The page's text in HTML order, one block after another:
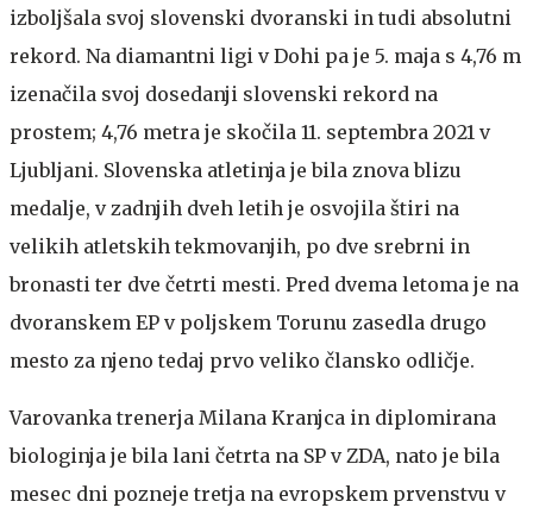
izboljšala svoj slovenski dvoranski in tudi absolutni
rekord. Na diamantni ligi v Dohi pa je 5. maja s 4,76 m
izenačila svoj dosedanji slovenski rekord na
prostem; 4,76 metra je skočila 11. septembra 2021 v
Ljubljani. Slovenska atletinja je bila znova blizu
medalje, v zadnjih dveh letih je osvojila štiri na
velikih atletskih tekmovanjih, po dve srebrni in
bronasti ter dve četrti mesti. Pred dvema letoma je na
dvoranskem EP v poljskem Torunu zasedla drugo
mesto za njeno tedaj prvo veliko člansko odličje.
Varovanka trenerja Milana Kranjca in diplomirana
biologinja je bila lani četrta na SP v ZDA, nato je bila
mesec dni pozneje tretja na evropskem prvenstvu v